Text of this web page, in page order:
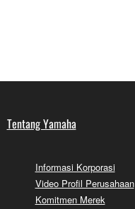
Tentang Yamaha
Informasi Korporasi
Video Profil Perusahaan
Komitmen Merek